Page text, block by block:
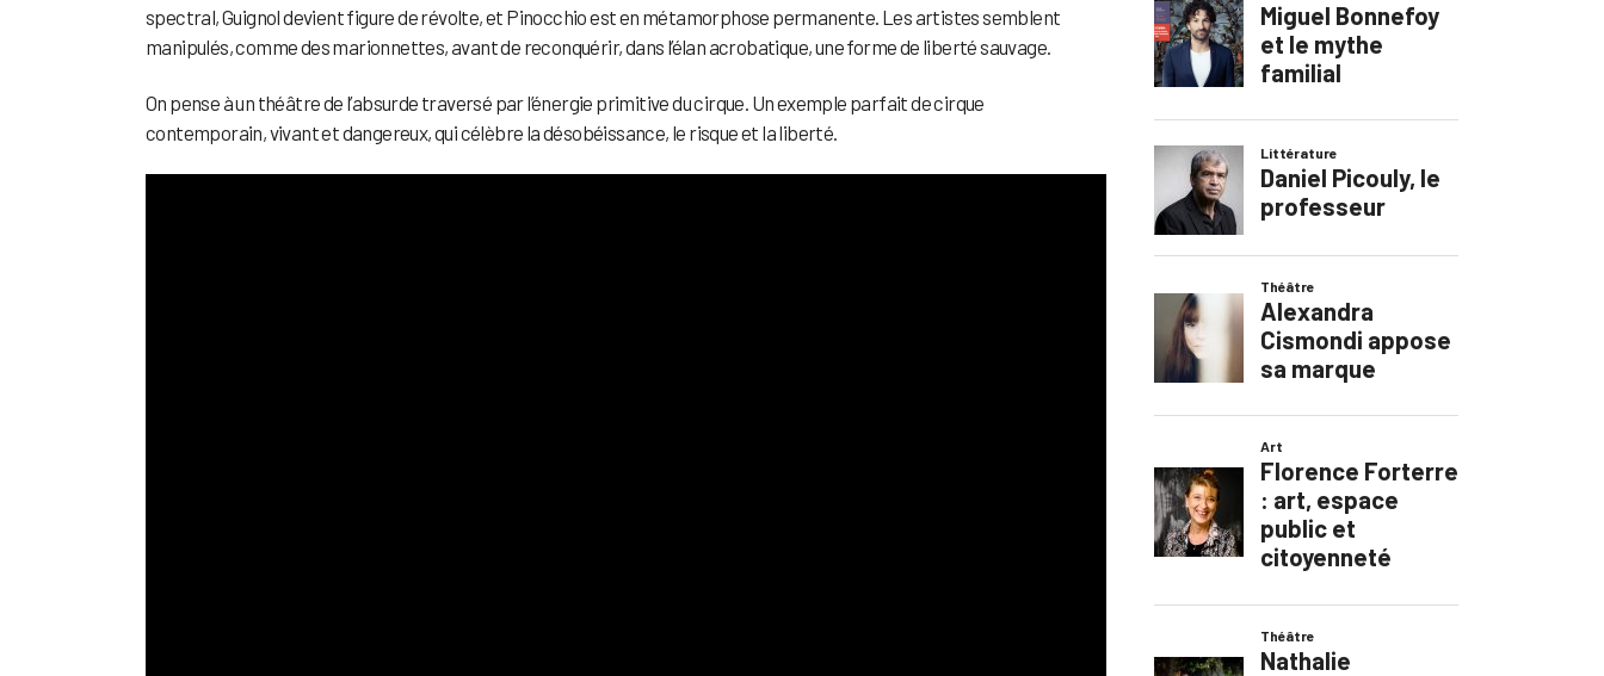
spectral, Guignol devient figure de révolte, et Pinocchio est en métamorphose permanente. Les artistes semblent
manipulés, comme des marionnettes, avant de reconquérir, dans l’élan acrobatique, une forme de liberté sauvage.
On pense à un théâtre de l’absurde traversé par l’énergie primitive du cirque. Un exemple parfait de cirque
contemporain, vivant et dangereux, qui célèbre la désobéissance, le risque et la liberté.